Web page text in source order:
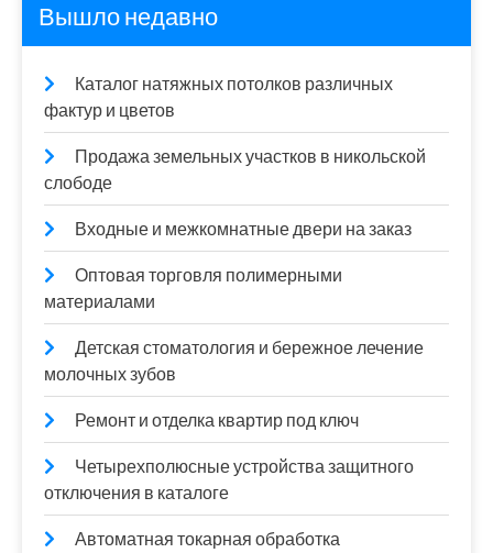
Вышло недавно
Каталог натяжных потолков различных
фактур и цветов
Продажа земельных участков в никольской
слободе
Входные и межкомнатные двери на заказ
Оптовая торговля полимерными
материалами
Детская стоматология и бережное лечение
молочных зубов
Ремонт и отделка квартир под ключ
Четырехполюсные устройства защитного
отключения в каталоге
Автоматная токарная обработка